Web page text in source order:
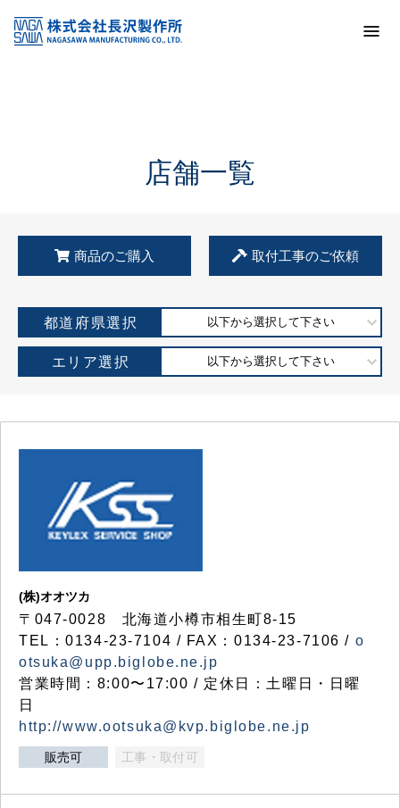
KSS加盟店・取扱店情報
店舗一覧
店舗一覧
商品のご購入 取付工事のご依頼
都道府県選択 以下から選択して下さい
エリア選択 以下から選択して下さい
(株)オオツカ
〒047-0028 北海道小樽市相生町8-15
TEL：0134-23-7104 / FAX：0134-23-7106 / o
otsuka@upp.biglobe.ne.jp
営業時間：8:00〜17:00 / 定休日：土曜日・日曜
日
http://www.ootsuka@kvp.biglobe.ne.jp
販売可 工事・取付可